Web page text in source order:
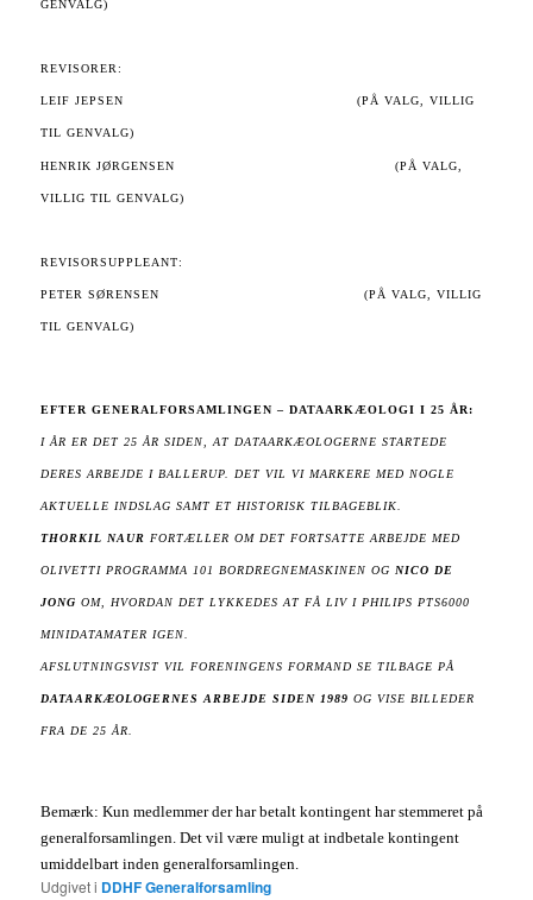
GENVALG)
REVISORER:
LEIF JEPSEN (PÅ VALG, VILLIG
TIL GENVALG)
HENRIK JØRGENSEN (PÅ VALG,
VILLIG TIL GENVALG)
REVISORSUPPLEANT:
PETER SØRENSEN (PÅ VALG, VILLIG
TIL GENVALG)
EFTER GENERALFORSAMLINGEN – DATAARKÆOLOGI I 25 ÅR:
I ÅR ER DET 25 ÅR SIDEN, AT DATAARKÆOLOGERNE STARTEDE
DERES ARBEJDE I BALLERUP. DET VIL VI MARKERE MED NOGLE
AKTUELLE INDSLAG SAMT ET HISTORISK TILBAGEBLIK.
THORKIL NAUR FORTÆLLER OM DET FORTSATTE ARBEJDE MED
OLIVETTI PROGRAMMA 101 BORDREGNEMASKINEN OG NICO DE
JONG OM, HVORDAN DET LYKKEDES AT FÅ LIV I PHILIPS PTS6000
MINIDATAMATER IGEN.
AFSLUTNINGSVIST VIL FORENINGENS FORMAND SE TILBAGE PÅ
DATAARKÆOLOGERNES ARBEJDE SIDEN 1989 OG VISE BILLEDER
FRA DE 25 ÅR.
Bemærk: Kun medlemmer der har betalt kontingent har stemmeret på
generalforsamlingen. Det vil være muligt at indbetale kontingent
umiddelbart inden generalforsamlingen.
Udgivet i DDHF Generalforsamling